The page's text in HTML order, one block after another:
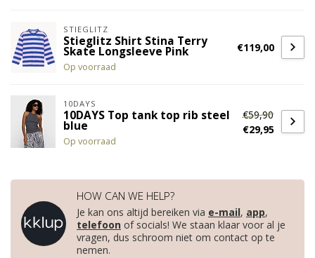
STIEGLITZ
Stieglitz Shirt Stina Terry
Skate Longsleeve Pink
Op voorraad
€119,00
10DAYS
10DAYS Top tank top rib steel
blue
Op voorraad
€59,90
€29,95
HOW CAN WE HELP?
Je kan ons altijd bereiken via e-mail, app,
telefoon of socials! We staan klaar voor al je
vragen, dus schroom niet om contact op te
nemen.